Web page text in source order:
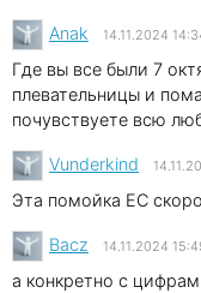
Anak 14.11.2024
Где вы все были 7
плевательницы и
почувствуете всю
Vunderkind
Эта помойка ЕС
Bacz 14.11.2024
а конкретно с